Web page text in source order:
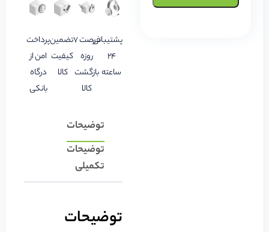
پشتیبانی
24
ساعته
فرصت 7
روزه
بازگشت
کالا
تضمین
کیفیت
کالا
پرداخت
امن از
درگاه
بانکی
توضیحات
توضیحات
تکمیلی
توضیحات